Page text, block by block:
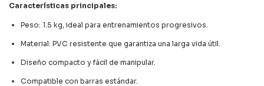
Características principales:
Peso: 1.5 kg, ideal para entrenamientos progresivos.
Material: PVC resistente que garantiza una larga vida útil.
Diseño compacto y fácil de manipular.
Compatible con barras estándar.